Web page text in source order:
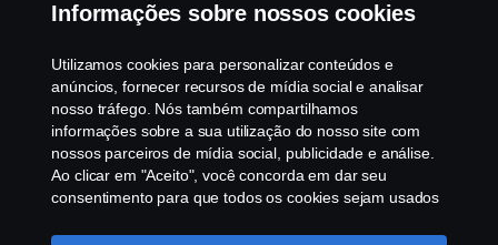
Programa de Rotulagem Veicular
Política de Cookies
Configurações de cookies
Informações sobre nossos cookies
Utilizamos cookies para personalizar conteúdos e
anúncios, fornecer recursos de mídia social e analisar
nosso tráfego. Nós também compartilhamos
informações sobre a sua utilização do nosso site com
nossos parceiros de mídia social, publicidade e análise.
Ao clicar em "Aceito", você concorda em dar seu
consentimento para que todos os cookies sejam usados